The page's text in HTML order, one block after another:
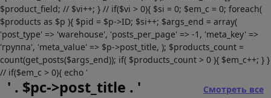
$product_field; // $vi++; } // if($vi > 0){ $si = 0; $em_c = 0; foreach(
$products as $p ){ $pid = $p->ID; $si++; $args_end = array(
'post_type' => 'warehouse', 'posts_per_page' => -1, 'meta_key' =>
'группа', 'meta_value' => $p->post_title, ); $products_count =
count(get_posts($args_end)); if( $products_count > 0 ){ $em_c++; } }
// if($em_c > 0){ echo '
' . $pc->post_title . '
Смотреть все